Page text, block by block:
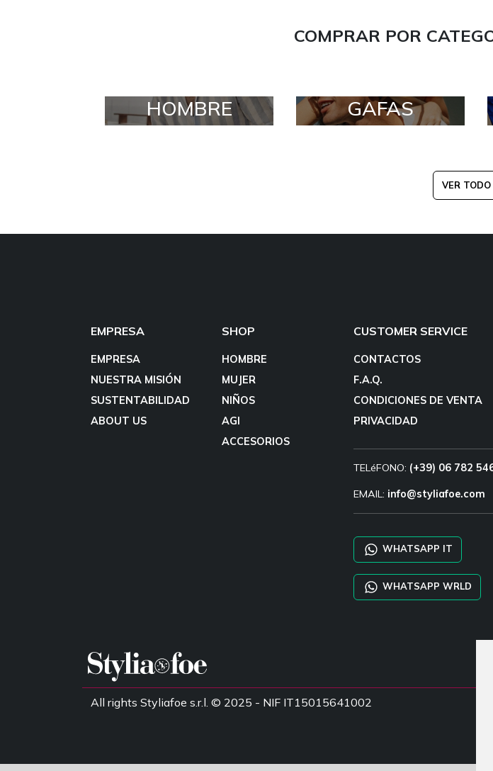
COMPRAR POR
HOMBRE GAFAS
VER TODO
EMPRESA
EMPRESA
NUESTRA MISIÓN
SUSTENTABILIDAD
ABOUT US
SHOP
HOMBRE
MUJER
NIÑOS
AGI
ACCESORIOS
CUSTOMER SERVICE
CONTACTOS
F.A.Q.
CONDICIONES DE VENTA
PRIVACIDAD
TELéFONO: (+39) 06 782
EMAIL: info@styliafoe.com
WHATSAPP IT
WHATSAPP WRLD
All rights Styliafoe s.r.l. © 2025 - NIF IT15015641002